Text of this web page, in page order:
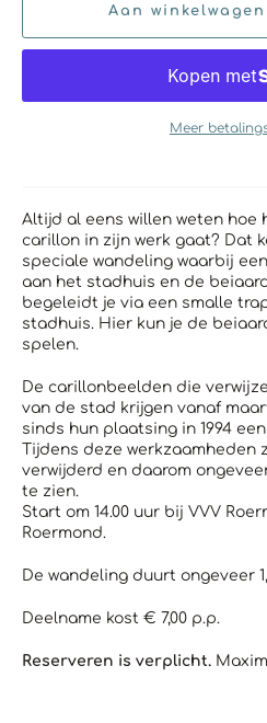
Aan
Meer
Altijd al eens willen weten hoe
carillon in zijn werk gaat? Dat
speciale wandeling waarbij
aan het stadhuis en de
begeleidt je via een smalle
stadhuis. Hier kun je de
spelen.
De carillonbeelden die
van de stad krijgen vanaf
sinds hun plaatsing in 1994
Tijdens deze werkzaamheden
verwijderd en daarom
te zien.
Start om 14.00 uur bij VVV
Roermond.
De wandeling duurt ongeveer
Deelname kost € 7,00 p.p.
Reserveren is verplicht.